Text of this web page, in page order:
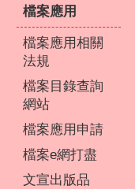
檔案應用
檔案應用相關
法規
檔案目錄查詢
網站
檔案應用申請
檔案e網打盡
文宣出版品